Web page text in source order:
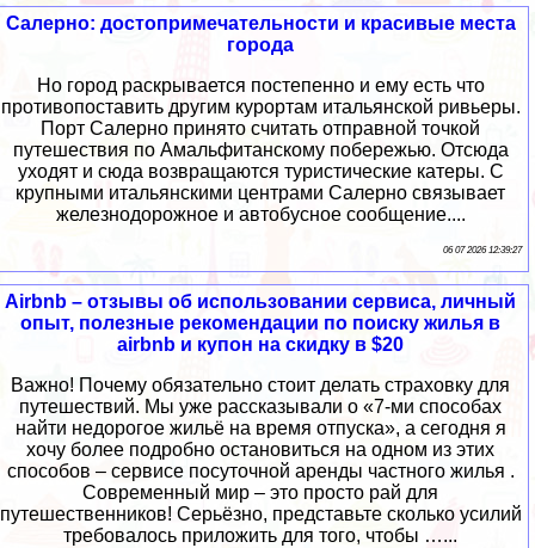
Салерно: достопримечательности и красивые места
города
Но город раскрывается постепенно и ему есть что
противопоставить другим курортам итальянской ривьеры.
Порт Салерно принято считать отправной точкой
путешествия по Амальфитанскому побережью. Отсюда
уходят и сюда возвращаются туристические катеры. С
крупными итальянскими центрами Салерно связывает
железнодорожное и автобусное сообщение....
06 07 2026 12:39:27
Airbnb – отзывы об использовании сервиса, личный
опыт, полезные рекомендации по поиску жилья в
airbnb и купон на скидку в $20
Важно! Почему обязательно стоит делать страховку для
путешествий. Мы уже рассказывали о «7-ми способах
найти недорогое жильё на время отпуска», а сегодня я
хочу более подробно остановиться на одном из этих
способов – сервисе посуточной аренды частного жилья .
Современный мир – это просто рай для
путешественников! Серьёзно, представьте сколько усилий
требовалось приложить для того, чтобы …...